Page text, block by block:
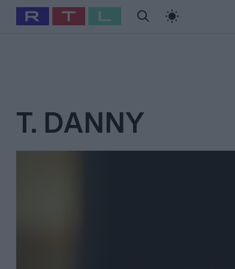
Babits Marcella Szellő István Most Wanted
T. DANNY